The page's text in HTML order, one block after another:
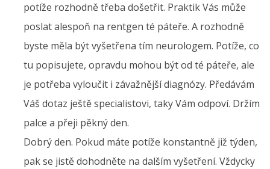
potíže rozhodně třeba došetřit. Praktik Vás může
poslat alespoň na rentgen té páteře. A rozhodně
byste měla být vyšetřena tím neurologem. Potíže, co
tu popisujete, opravdu mohou být od té páteře, ale
je potřeba vyloučit i závažnější diagnózy. Předávám
Váš dotaz ještě specialistovi, taky Vám odpoví. Držím
palce a přeji pěkný den.
Dobrý den. Pokud máte potíže konstantně již týden,
pak se jistě dohodněte na dalším vyšetření. Vždycky